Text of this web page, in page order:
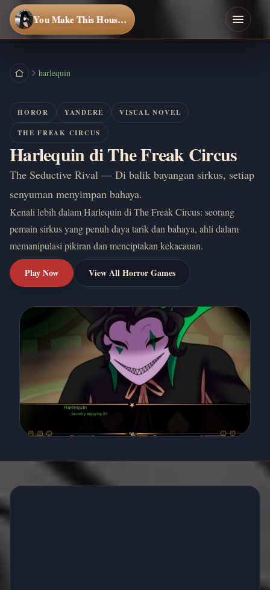
You Make This House a Home
harlequin
HOROR YANDERE VISUAL NOVEL
THE FREAK CIRCUS
Harlequin di The Freak Circus
The Seductive Rival — Di balik bayangan sirkus, setiap
senyuman menyimpan bahaya.
Kenali lebih dalam Harlequin di The Freak Circus: seorang
pemain sirkus yang penuh daya tarik dan bahaya, ahli dalam
memanipulasi pikiran dan menciptakan kekacauan.
Play Now View All Horror Games